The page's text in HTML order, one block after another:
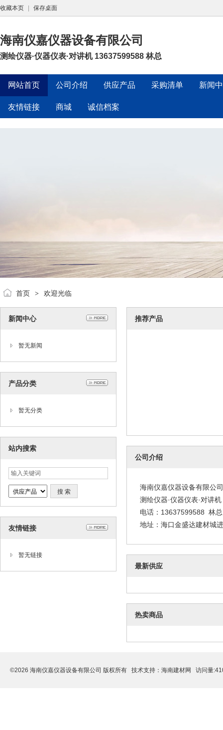
收藏本页 保存桌面
海南仪嘉仪器设备有限公司
测绘仪器·仪器仪表·对讲机 13637599588 林总
网站首页 公司介绍 供应产品 采购清单 新闻
友情链接 商城 诚信档案
首页 > 欢迎光临
新闻中心
暂无新闻
产品分类
暂无分类
站内搜索
友情链接
暂无链接
推荐产品
公司介绍
海南仪嘉仪器设备有限公司
测绘仪器·仪器仪表·对讲机
电话：13637599588 林总
地址：海口金盛达建材城
最新供应
热卖商品
©2026 海南仪嘉仪器设备有限公司 版权所有 技术支持： 海南建材网 访问量